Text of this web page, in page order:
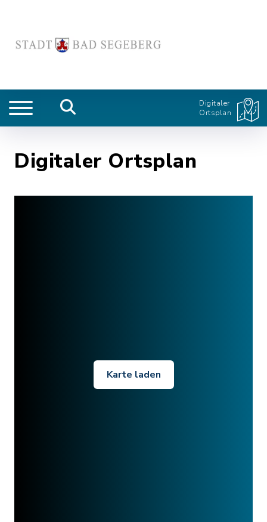
Digitaler
Ortsplan
Digitaler Ortsplan
Karte laden